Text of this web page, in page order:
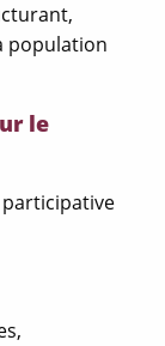
population
le
participative